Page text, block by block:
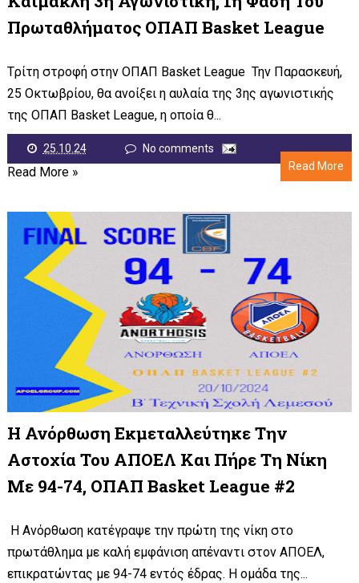
Πρωταθλήματος ΟΠΑΠ Basket League
Tρίτη στροφή στην ΟΠΑΠ Basket League Την Παρασκευή,
25 Οκτωβρίου, θα ανοίξει η αυλαία της 3ης αγωνιστικής
της ΟΠΑΠ Basket League, η οποία θ...
25.10.24
No comments
Read More
Read More »
Η Ανόρθωση Εκμεταλλεύτηκε Την
Αστοχία Του ΑΠΟΕΛ Και Πήρε Τη Νίκη
Με 94-74, ΟΠΑΠ Basket League #2
Η Ανόρθωση κατέγραψε την πρώτη της νίκη στο
πρωτάθλημα με καλή εμφάνιση απέναντι στον ΑΠΟΕΛ,
επικρατώντας με 94-74 εντός έδρας. Η ομάδα της...